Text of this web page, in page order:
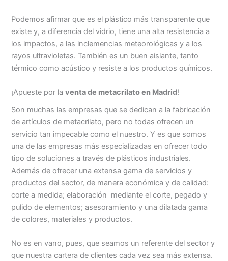
Podemos afirmar que es el plástico más transparente que
existe y, a diferencia del vidrio, tiene una alta resistencia a
los impactos, a las inclemencias meteorológicas y a los
rayos ultravioletas. También es un buen aislante, tanto
térmico como acústico y resiste a los productos químicos.
¡Apueste por laventa de metacrilato en Madrid!
Son muchas las empresas que se dedican a la fabricación
de artículos de metacrilato, pero no todas ofrecen un
servicio tan impecable como el nuestro. Y es que somos
una de las empresas más especializadas en ofrecer todo
tipo de soluciones a través de plásticos industriales.
Además de ofrecer una extensa gama de servicios y
productos del sector, de manera económica y de calidad:
corte a medida; elaboración mediante el corte, pegado y
pulido de elementos; asesoramiento y una dilatada gama
de colores, materiales y productos.
No es en vano, pues, que seamos un referente del sector y
que nuestra cartera de clientes cada vez sea más extensa.